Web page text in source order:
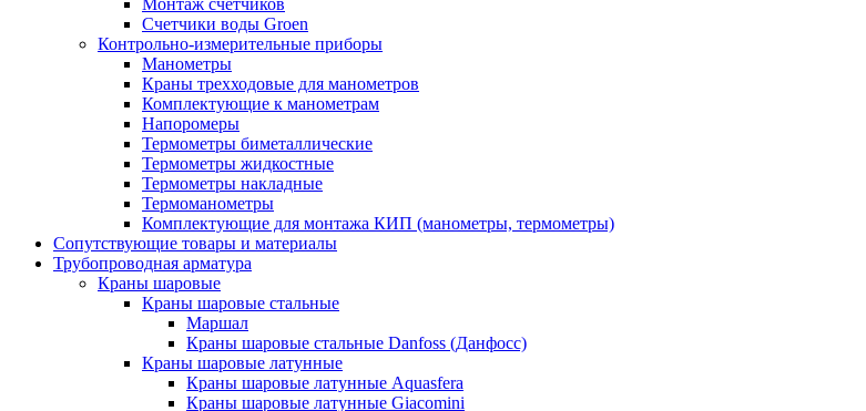
Монтаж счетчиков
Счетчики воды Groen
Контрольно-измерительные приборы
Манометры
Краны трехходовые для манометров
Комплектующие к манометрам
Напоромеры
Термометры биметаллические
Термометры жидкостные
Термометры накладные
Термоманометры
Комплектующие для монтажа КИП (манометры, термометры)
Сопутствующие товары и материалы
Трубопроводная арматура
Краны шаровые
Краны шаровые стальные
Маршал
Краны шаровые стальные Danfoss (Данфосс)
Краны шаровые латунные
Краны шаровые латунные Aquasfera
Краны шаровые латунные Giacomini